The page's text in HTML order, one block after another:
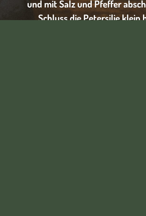
und mit Salz und Pfeffer
Schluss die Petersilie klein